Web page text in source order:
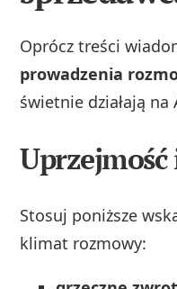
Oprócz treści
prowadzenia
świetnie działają na
Uprzejmość
Stosuj poniższe
klimat rozmowy: